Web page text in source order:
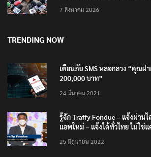
7 สิงหาคม 2026
TRENDING NOW
เตือนภัย SMS หลอกลวง “คุณฝา
200,000 บาท”
24 มีนาคม 2021
รู้จัก Traffy Fondue – แจ้งผ่าน
แอพใหม่ – แจ้งได้ทั่วไทย ไม่ใช่แ
25 มิถุนายน 2022